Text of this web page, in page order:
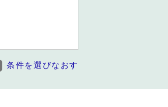
条件を選びなおす